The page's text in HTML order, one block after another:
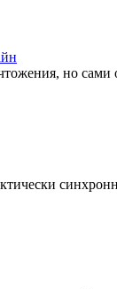
но сами